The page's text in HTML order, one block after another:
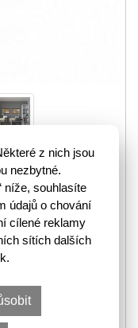
60) je k dispozici v
pro účelné
více
z nich jsou
nezbytné.
níže, souhlasíte
údajů o chování
cílené reklamy
sítích dalších